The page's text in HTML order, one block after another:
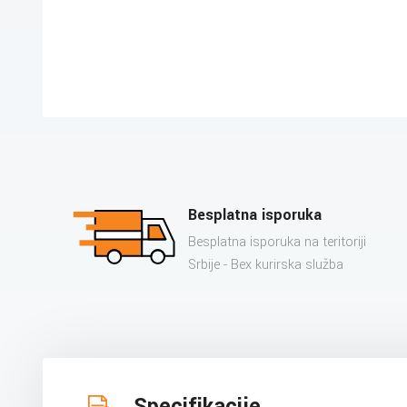
Besplatna isporuka
Besplatna isporuka na teritoriji
Srbije - Bex kurirska služba